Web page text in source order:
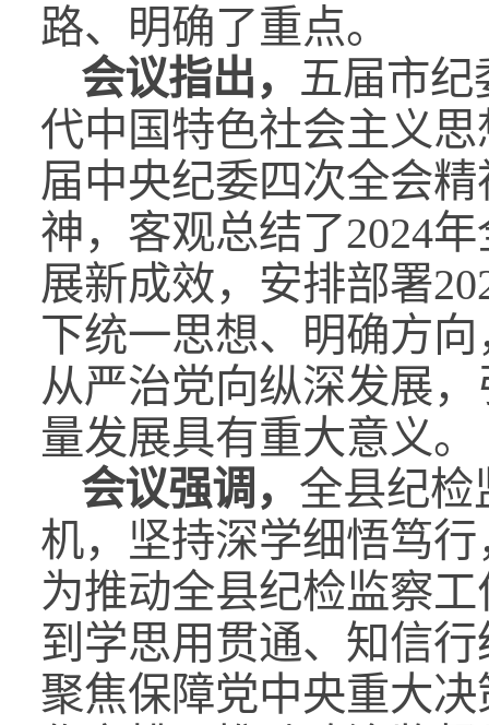
路、明确了重点。
会议指出， 五届市纪
代中国特色社会主义
届中央纪委四次全会
神，客观总结了2024
展新成效，安排部署
下统一思想、明确方
从严治党向纵深发展
量发展具有重大意义。
会议强调， 全县纪检
机，坚持深学细悟笃
为推动全县纪检监察
到学思用贯通、知信
聚焦保障党中央重大